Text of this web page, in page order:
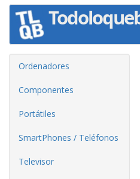
Ordenadores
Componentes
Portátiles
SmartPhones / Teléfonos
Televisor